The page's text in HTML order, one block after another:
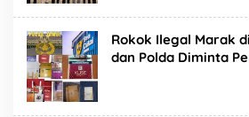
Rokok Ilegal Marak
dan Polda Diminta